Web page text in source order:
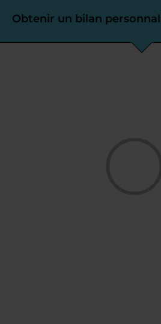
Obtenir un bilan